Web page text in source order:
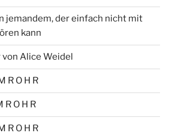
jemandem, der einfach nicht mit
kann
von Alice Weidel
R O H R
R O H R
R O H R